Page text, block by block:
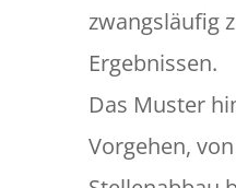
zwangsläufig
Ergebnissen.
Das Muster
Vorgehen,